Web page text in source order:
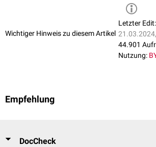
Wichtiger Hinweis zu diesem Artikel
Letzter Edit:
44.901
Nutzung:
Empfehlung
DocCheck